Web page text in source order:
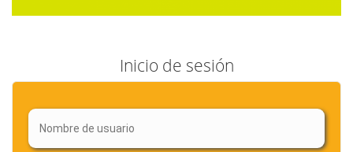
Inicio de sesión